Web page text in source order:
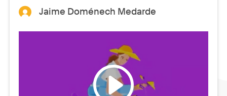
Jaime Doménech Medarde